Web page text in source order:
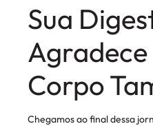
Sua
Agradece
Corpo
Chegamos ao final dessa